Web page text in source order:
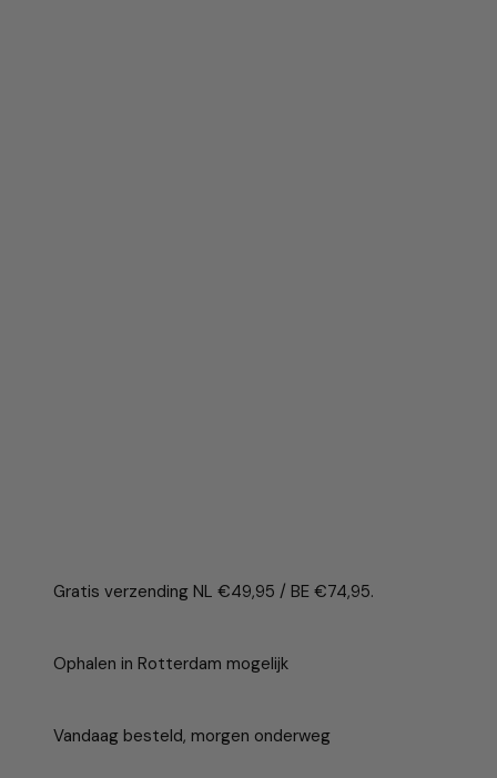
Gratis verzending NL €49,95 / BE €74,95.
Ophalen in Rotterdam mogelijk
Vandaag besteld, morgen onderweg